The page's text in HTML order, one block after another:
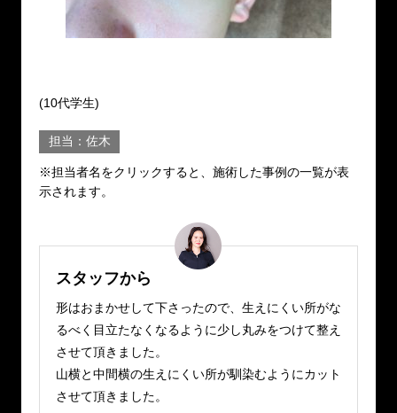
(10代学生)
担当：佐木
※担当者名をクリックすると、施術した事例の一覧が表
示されます。
スタッフから
形はおまかせして下さったので、生えにくい所がな
るべく目立たなくなるように少し丸みをつけて整え
させて頂きました。
山横と中間横の生えにくい所が馴染むようにカット
させて頂きました。